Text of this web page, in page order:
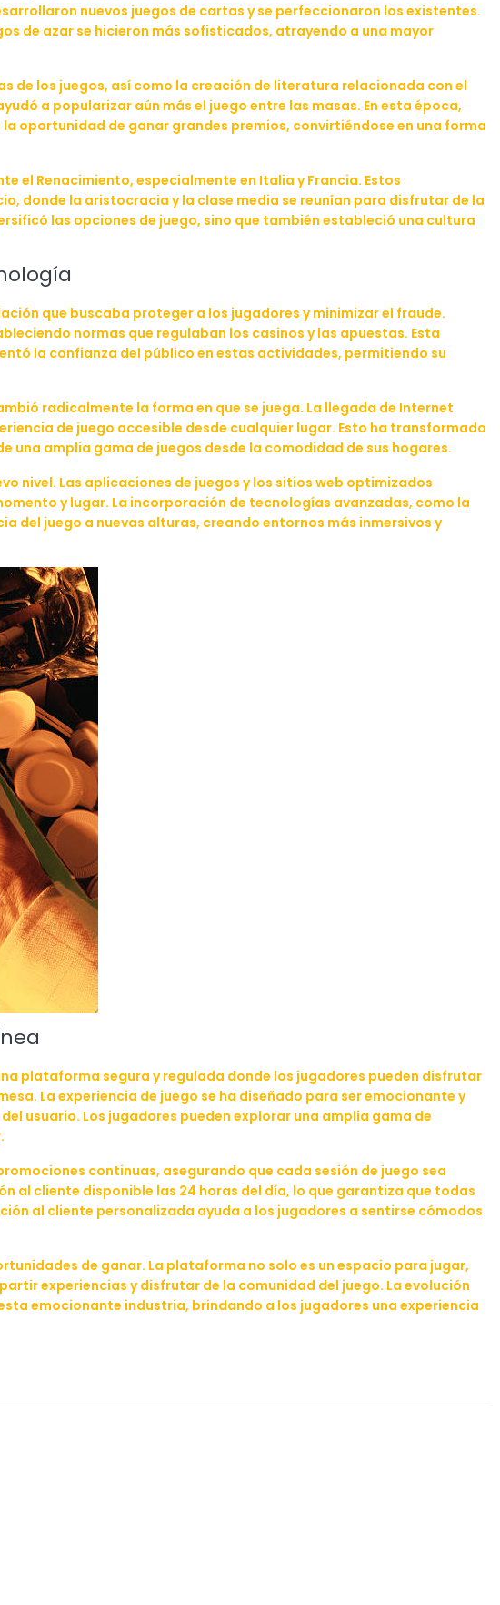
nuevos juegos de cartas y se perfeccionaron los existentes.
de azar se hicieron más sofisticados, atrayendo a una mayor
de los juegos, así como la creación de literatura relacionada con el
a popularizar aún más el juego entre las masas. En esta época,
oportunidad de ganar grandes premios, convirtiéndose en una forma
el Renacimiento, especialmente en Italia y Francia. Estos
donde la aristocracia y la clase media se reunían para disfrutar de la
las opciones de juego, sino que también estableció una cultura
que buscaba proteger a los jugadores y minimizar el fraude.
normas que regulaban los casinos y las apuestas. Esta
la confianza del público en estas actividades, permitiendo su
radicalmente la forma en que se juega. La llegada de Internet
de juego accesible desde cualquier lugar. Esto ha transformado
amplia gama de juegos desde la comodidad de sus hogares.
nivel. Las aplicaciones de juegos y los sitios web optimizados
y lugar. La incorporación de tecnologías avanzadas, como la
del juego a nuevas alturas, creando entornos más inmersivos y
plataforma segura y regulada donde los jugadores pueden disfrutar
La experiencia de juego se ha diseñado para ser emocionante y
usuario. Los jugadores pueden explorar una amplia gama de
continuas, asegurando que cada sesión de juego sea
al cliente disponible las 24 horas del día, lo que garantiza que todas
al cliente personalizada ayuda a los jugadores a sentirse cómodos
de ganar. La plataforma no solo es un espacio para jugar,
experiencias y disfrutar de la comunidad del juego. La evolución
emocionante industria, brindando a los jugadores una experiencia